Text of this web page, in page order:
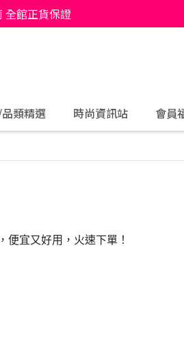
全館正貨保證
類精選 時尚資訊站 會員
宜又好用，火速下單！